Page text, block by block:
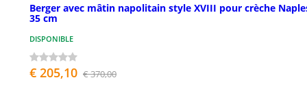
Berger avec mâtin napolitain style XVIII pour crèche
35 cm
DISPONIBLE
€ 205,10 € 370,00